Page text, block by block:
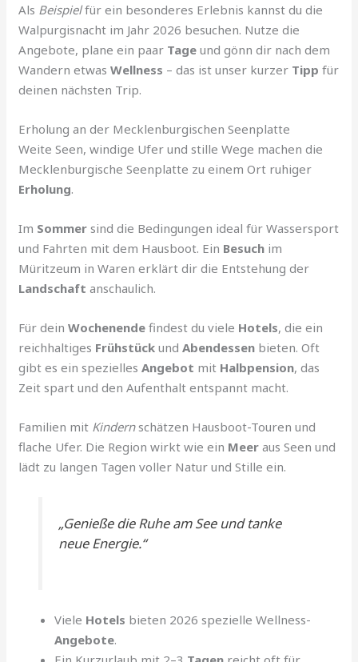
Als Beispielfür ein besonderes Erlebnis kannst du die
Walpurgisnacht im Jahr 2026 besuchen. Nutze die
Angebote, plane ein paar Tage und gönn dir nach dem
Wandern etwasWellness – das ist unser kurzer Tipp für
deinen nächsten Trip.
Erholung an der Mecklenburgischen Seenplatte
Weite Seen, windige Ufer und stille Wege machen die
Mecklenburgische Seenplatte zu einem Ort ruhiger
Erholung.
Im Sommer sind die Bedingungen ideal für Wassersport
und Fahrten mit dem Hausboot. Ein Besuch im
Müritzeum in Waren erklärt dir die Entstehung der
Landschaft anschaulich.
Für deinWochenende findest du viele Hotels, die ein
reichhaltiges Frühstück undAbendessen bieten. Oft
gibt es ein speziellesAngebot mit Halbpension, das
Zeit spart und den Aufenthalt entspannt macht.
Familien mit Kindernschätzen Hausboot-Touren und
flache Ufer. Die Region wirkt wie ein Meer aus Seen und
lädt zu langen Tagen voller Natur und Stille ein.
„Genieße die Ruhe am See und tanke
neue Energie.“
Viele Hotels bieten 2026 spezielle Wellness-
Angebote.